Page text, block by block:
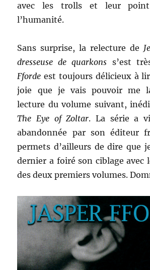
avec les trolls et leur
l’humanité.
Sans surprise, la relecture de
dresseuse de quarkons s’est
Fforde est toujours délicieux à
joie que je vais pouvoir me
lecture du volume suivant,
The Eye of Zoltar. La série a
abandonnée par son éditeur
permets d’ailleurs de dire que
dernier a foiré son ciblage avec
des deux premiers volumes.